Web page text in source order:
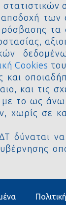
Cookies
και τις
το ως άνω
χωρίς σε
δύναται